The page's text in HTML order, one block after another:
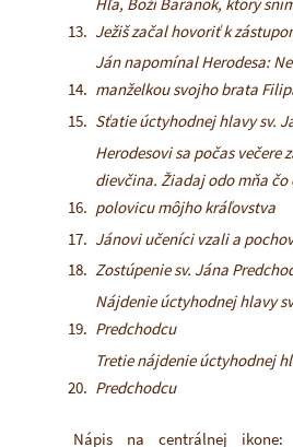
Ježiš začal hovoriť k
Ján napomínal Herodesa:
manželkou svojho brata
Sťatie úctyhodnej hlavy sv.
Herodesovi sa počas večere
dievčina. Žiadaj odo mňa čo
polovicu môjho kráľovstva
Jánovi učeníci vzali a
Zostúpenie sv. Jána
Nájdenie úctyhodnej hlavy
Predchodcu
Tretie nájdenie úctyhodnej
Predchodcu
Nápis na centrálnej